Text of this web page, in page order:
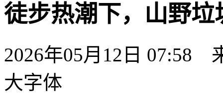
徒步热潮下，山野垃
2026年05月12日 07:58
大字体